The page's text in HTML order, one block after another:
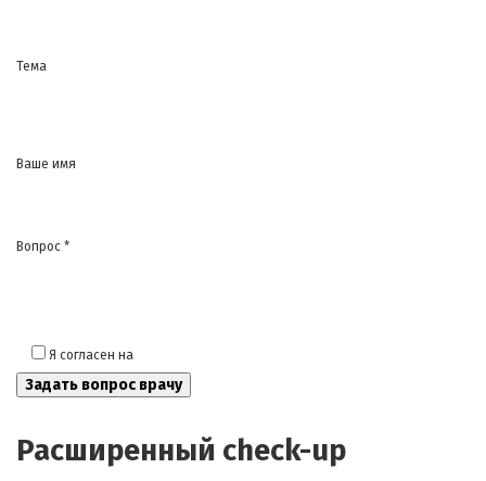
Тема
Ваше имя
Вопрос *
Я согласен на
Расширенный check-up